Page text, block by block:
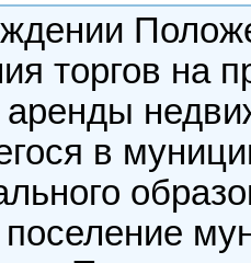
торгов на
аренды
в
поселение